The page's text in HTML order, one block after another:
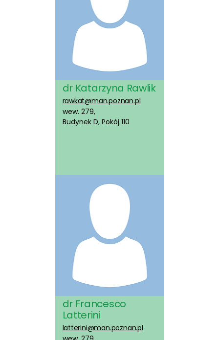
dr Katarzyna Rawlik
rawkat@man.poznan.pl
wew. 279,
Budynek D, Pokój 110
dr Francesco
Latterini
latterini@man.poznan.pl